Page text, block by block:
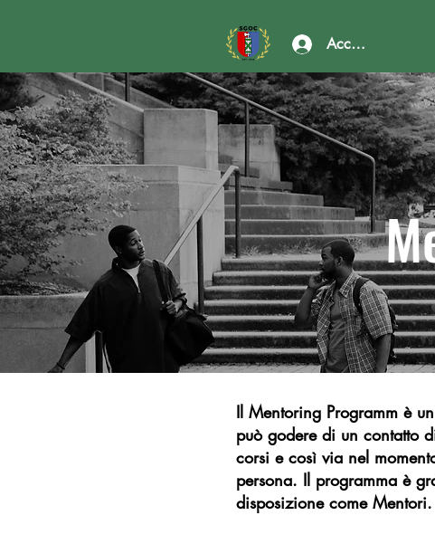
Accedi
Il Mentoring Programm è
può godere di un contatto
corsi e così via nel
persona. Il programma è
disposizione come Mentori.